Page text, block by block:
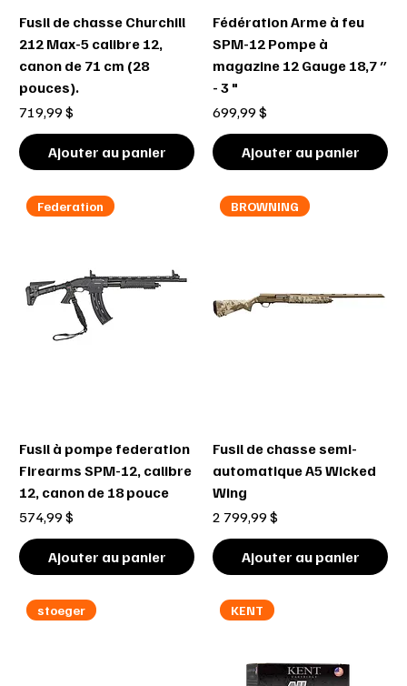
Fusil de chasse Churchill
212 Max-5 calibre 12,
canon de 71 cm (28
pouces).
Prix
719,99 $
Ajouter au panier
Fédération Arme à feu
SPM-12 Pompe à
magazine 12 Gauge 18,7 ″
- 3 "
Prix
699,99 $
Ajouter au panier
Federation
Fusil à pompe federation
Firearms SPM-12, calibre
12, canon de 18 pouce
Prix
574,99 $
Ajouter au panier
BROWNING
Fusil de chasse semi-
automatique A5 Wicked
Wing
Prix
2 799,99 $
Ajouter au panier
stoeger KENT